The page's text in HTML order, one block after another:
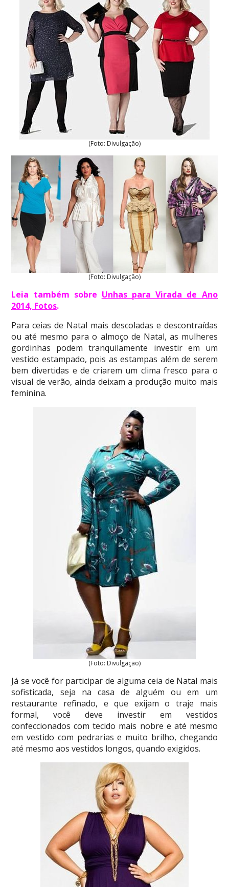
(Foto: Divulgação)
(Foto: Divulgação)
Leia também sobre Unhas para Virada de Ano
2014, Fotos.
Para ceias de Natal mais descoladas e descontraídas
ou até mesmo para o almoço de Natal, as mulheres
gordinhas podem tranquilamente investir em um
vestido estampado, pois as estampas além de serem
bem divertidas e de criarem um clima fresco para o
visual de verão, ainda deixam a produção muito mais
feminina.
(Foto: Divulgação)
Já se você for participar de alguma ceia de Natal mais
sofisticada, seja na casa de alguém ou em um
restaurante refinado, e que exijam o traje mais
formal, você deve investir em vestidos
confeccionados com tecido mais nobre e até mesmo
em vestido com pedrarias e muito brilho, chegando
até mesmo aos vestidos longos, quando exigidos.